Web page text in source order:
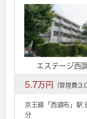
エステージ西
5.7万円 （管理費
京王線「 西調布 」駅
分